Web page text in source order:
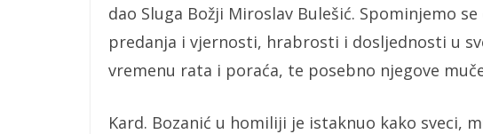
dao Sluga Božji Miroslav Bulešić. Spominjemo
predanja i vjernosti, hrabrosti i dosljednosti u
vremenu rata i poraća, te posebno njegove
Kard. Bozanić u homiliji je istaknuo kako sveci,